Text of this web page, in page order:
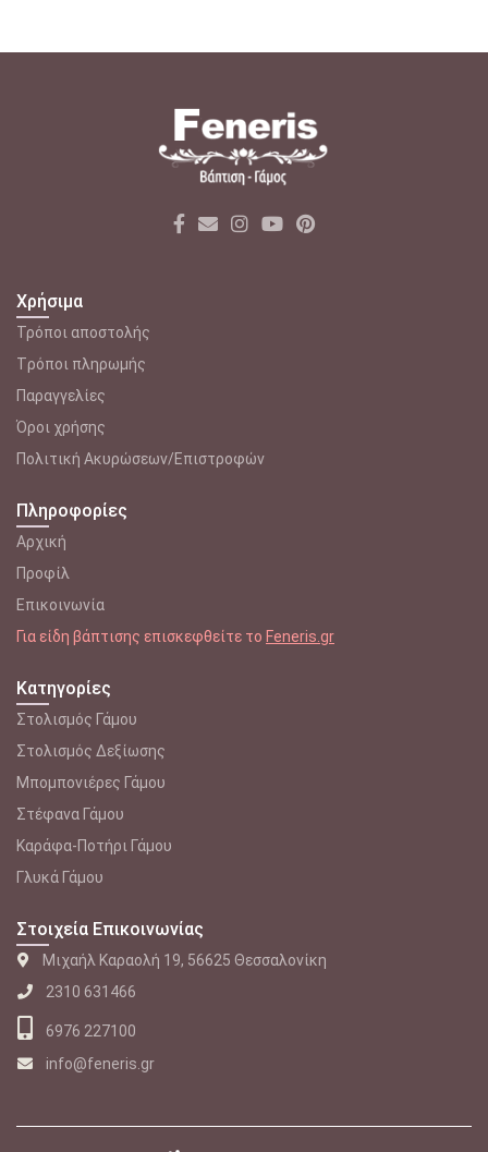
Χρήσιμα
Τρόποι αποστολής
Tρόποι πληρωμής
Παραγγελίες
Όροι χρήσης
Πολιτική Ακυρώσεων/Επιστροφών
Πληροφορίες
Αρχική
Προφίλ
Επικοινωνία
Για είδη βάπτισης επισκεφθείτε το Feneris.gr
Κατηγορίες
Στολισμός Γάμου
Στολισμός Δεξίωσης
Μπομπονιέρες Γάμου
Στέφανα Γάμου
Καράφα-Ποτήρι Γάμου
Γλυκά Γάμου
Στοιχεία Επικοινωνίας
Μιχαήλ Καραολή 19, 56625 Θεσσαλονίκη
2310 631466
6976 227100
info@feneris.gr